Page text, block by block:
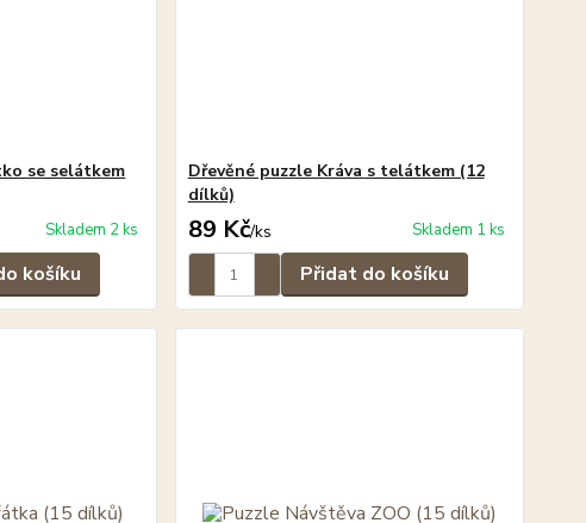
se selátkem
Skladem 2 ks
košíku
Dřevěné puzzle Kráva s telátkem (12
dílků)
89 Kč/ks Skladem 1 ks
Přidat do košíku